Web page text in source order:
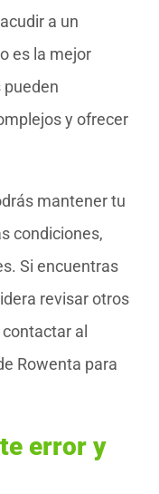
a un
es la mejor
y ofrecer
mantener tu
condiciones,
Si encuentras
revisar otros
al
Rowenta para
error y